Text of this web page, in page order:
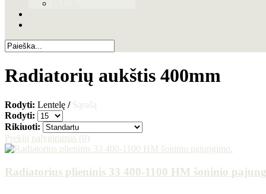
Radiatorių aukštis 400mm
Rodyti: Lentelę / Sąrašą
Rodyti:
Rikiuoti:
Prekių palyginimas (0)
Radiatorius plieninis 33 400-1100 HM šoninio